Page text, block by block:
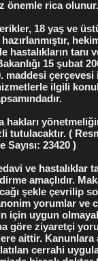
önemle rica olunur.
18 yaş ve
hastalıkların tanı
15 şubat
maddesi
ilgili
hakları
tutulacaktır. (
Sayısı: 23420 )
ve hastalıklar
amaçlıdır.
şekle çevrilip
yorumlar ve
için uygun
göre ziyaretçi
aittir. Kanunlara
cerrahi